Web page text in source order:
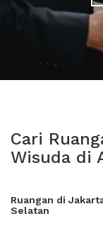
Cari
Wisuda di
Ruangan di
Selatan